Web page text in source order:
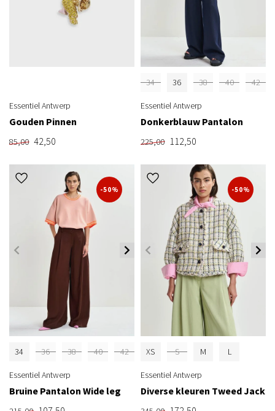
Essentiel Antwerp
Gouden Pinnen
85,00 42,50
34 36 38 40 42
Essentiel Antwerp
Donkerblauw Pantalon
225,00 112,50
-50%
34 36 38 40 42
Essentiel Antwerp
Bruine Pantalon Wide leg
-50%
XS S M L
Essentiel Antwerp
Diverse kleuren Tweed Jack